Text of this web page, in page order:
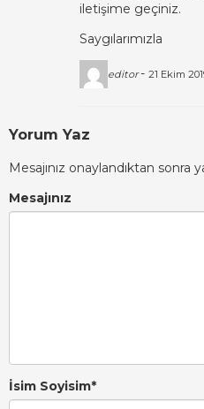
iletişime geçiniz.
Saygılarımızla
editor - 21 Ekim
Yorum Yaz
Mesajınız onaylandıktan sonra
Mesajınız
İsim Soyisim*